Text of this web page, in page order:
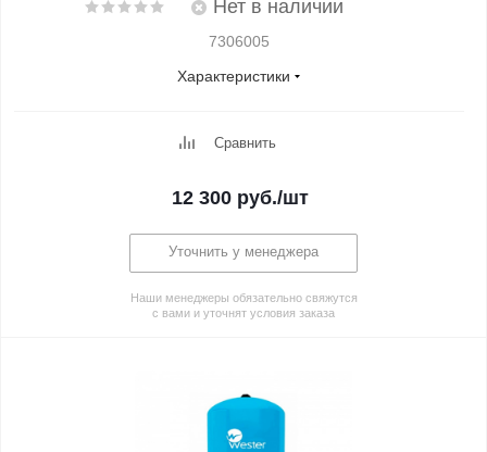
Нет в наличии
7306005
Характеристики
Сравнить
12 300руб./шт
Уточнить у менеджера
Наши менеджеры обязательно свяжутся
с вами и уточнят условия заказа